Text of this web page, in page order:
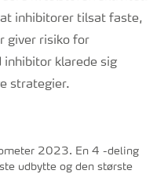
inhibitorer tilsat faste,
giver risiko for
klarede sig
strategier.
2023. En 4 -deling
udbytte og den største